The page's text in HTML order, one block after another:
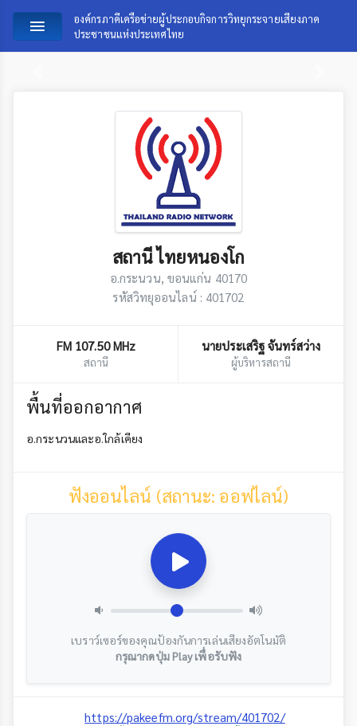
องค์กรภาคีเครือข่ายผู้ประกอบกิจการวิทยุกระจายเสียงภาค
ประชาชนแห่งประเทศไทย
สถานี ไทยหนองโก
อ.กระนวน, ขอนแก่น 40170
รหัสวิทยุออนไลน์ : 401702
FM 107.50 MHz
สถานี
นายประเสริฐ จันทร์สว่าง
ผู้บริหารสถานี
พื้นที่ออกอากาศ
อ.กระนวนและอ.ใกล้เคียง
ฟังออนไลน์ (สถานะ: ออฟไลน์)
เบราว์เซอร์ของคุณป้องกันการเล่นเสียงอัตโนมัติ
กรุณากดปุ่ม Play เพื่อรับฟัง
https://pakeefm.org/stream/401702/